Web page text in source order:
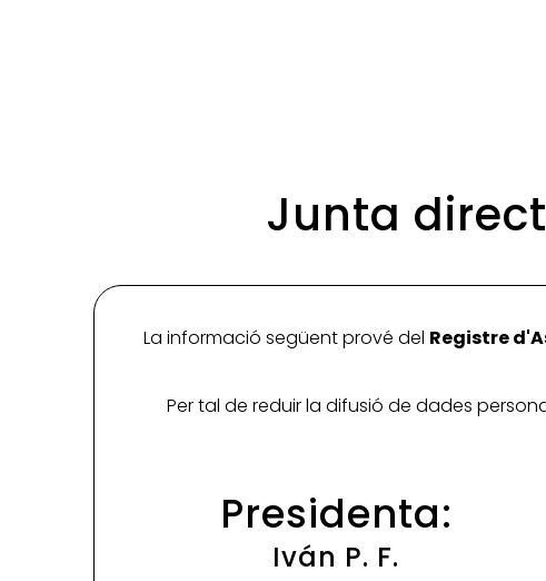
Junta
La informació següent prové del Registre
Per tal de reduir la difusió de dades
Presidenta:
Iván P. F.